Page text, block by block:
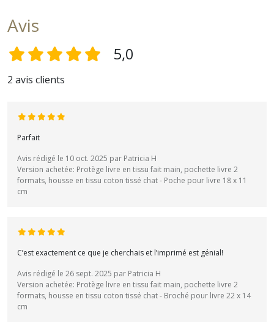
Avis
5,0
2 avis clients
Parfait
Avis rédigé le 10 oct. 2025 par Patricia H
Version achetée: Protège livre en tissu fait main, pochette livre 2
formats, housse en tissu coton tissé chat - Poche pour livre 18 x 11
cm
C’est exactement ce que je cherchais et l’imprimé est génial!
Avis rédigé le 26 sept. 2025 par Patricia H
Version achetée: Protège livre en tissu fait main, pochette livre 2
formats, housse en tissu coton tissé chat - Broché pour livre 22 x 14
cm